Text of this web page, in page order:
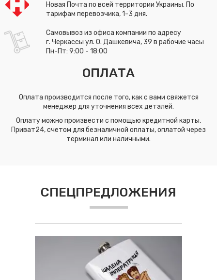
Новая Почта по всей территории Украины. По
тарифам перевозчика, 1-3 дня.
Самовывоз из офиса компании по адресу
г. Черкассы ул. О. Дашкевича, 39 в рабочие часы
Пн-Пт: 9:00 - 18:00
ОПЛАТА
Оплата производится после того, как с вами свяжется
менеджер для уточнения всех деталей.
Оплату можно произвести с помощью кредитной карты,
Приват24, счетом для безналичной оплаты, оплатой через
терминал или наличными.
СПЕЦПРЕДЛОЖЕНИЯ